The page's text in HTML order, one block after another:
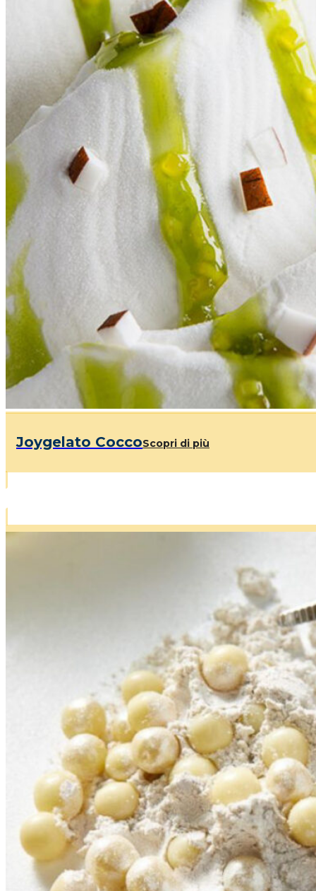
Joygelato CoccoScopri di più